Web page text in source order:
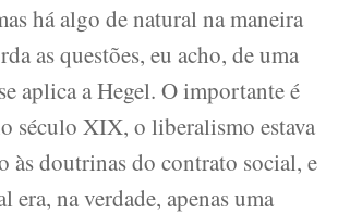
há algo de natural na maneira
as questões, eu acho, de uma
aplica a Hegel. O importante é
século XIX, o liberalismo estava
às doutrinas do contrato social, e
era, na verdade, apenas uma